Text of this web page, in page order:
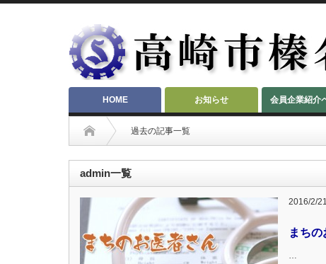
HOME お知らせ 会員企業紹介
過去の記事一覧
admin一覧
2016/2/21
まち
…